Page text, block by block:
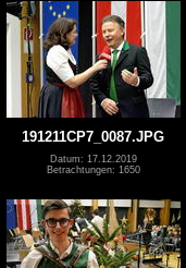
191211CP7_0087.JPG
Datum: 17.12.2019
Betrachtungen: 1650